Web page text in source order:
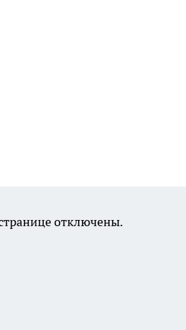
отключены.